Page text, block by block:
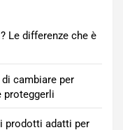
Le differenze che è
cambiare per
proteggerli
prodotti adatti per